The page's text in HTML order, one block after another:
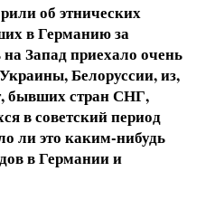
об этнических
в Германию за
Запад приехало очень
Белоруссии, из,
бывших стран СНГ,
в советский период
ли это каким-нибудь
в Германии и